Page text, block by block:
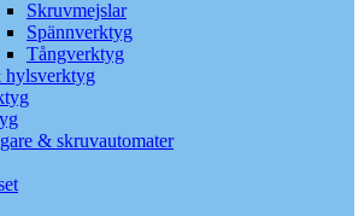
Skruvmejslar
Spännverktyg
Tångverktyg
& skruvautomater